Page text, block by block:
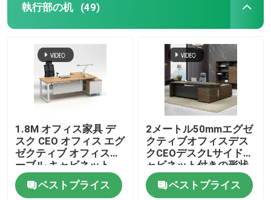
執行部の机 (49)
1.8M オフィス家具 デ
スク CEO オフィス エグ
ゼクティブ オフィステ
ーブル キャビネット
ベストプライス
2メートル50mmエグゼ
クティブオフィスデス
クCEOデスクLサイドキ
ャビネット付きの形状
ベストプライス